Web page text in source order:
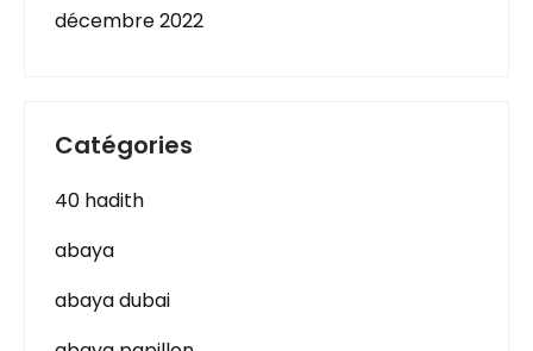
décembre 2022
Catégories
40 hadith
abaya
abaya dubai